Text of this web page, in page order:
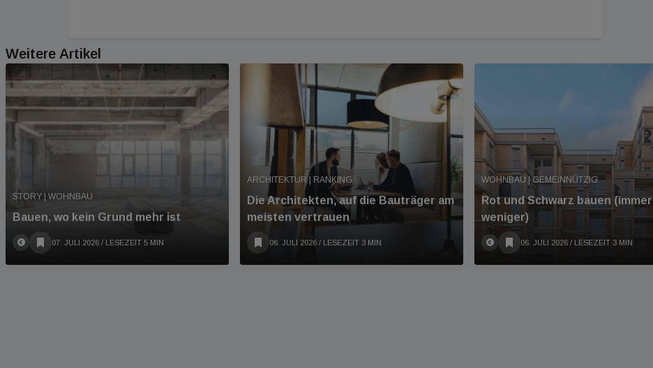
Weitere Artikel
STORY | WOHNBAU
Bauen, wo kein Grund mehr ist
07. JULI 2026 / LESEZEIT 5 MIN
ARCHITEKTUR | RANKING
Die Architekten, auf die Bauträger am
meisten vertrauen
06. JULI 2026 / LESEZEIT 3 MIN
WOHNBAU | GEMEINNÜTZIG
Rot und Schwarz bauen (immer
weniger)
06. JULI 2026 / LESEZEIT 3 MIN